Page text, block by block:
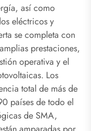
así como
eléctricos y
se completa con
prestaciones,
operativa y el
Los
total de más de
países de todo el
de SMA,